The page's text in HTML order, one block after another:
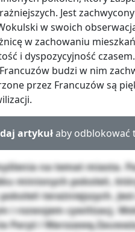
Jest
w swoich
w zachowaniu
i dyspozycyjność
budzi w nim
przez Francuzów są
artykułaby odblokować
na temat miasta.
minionych pokoleń,
terażniejszych.
i rozwojem cywilizacj.
Paryż i